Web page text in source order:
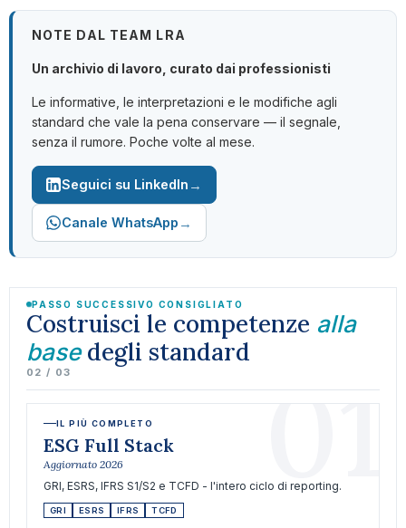
NOTE DAL TEAM LRA
Un archivio di lavoro, curato dai professionisti
Le informative, le interpretazioni e le modifiche agli
standard che vale la pena conservare — il segnale,
senza il rumore. Poche volte al mese.
Seguici su LinkedIn →
Canale WhatsApp →
PASSO SUCCESSIVO CONSIGLIATO
Costruisci le competenze alla
basedegli standard
02 / 03 01
IL PIÙ COMPLETO
ESG Full Stack
Aggiornato 2026
GRI, ESRS, IFRS S1/S2 e TCFD - l'intero ciclo di reporting.
GRI ESRS IFRS TCFD